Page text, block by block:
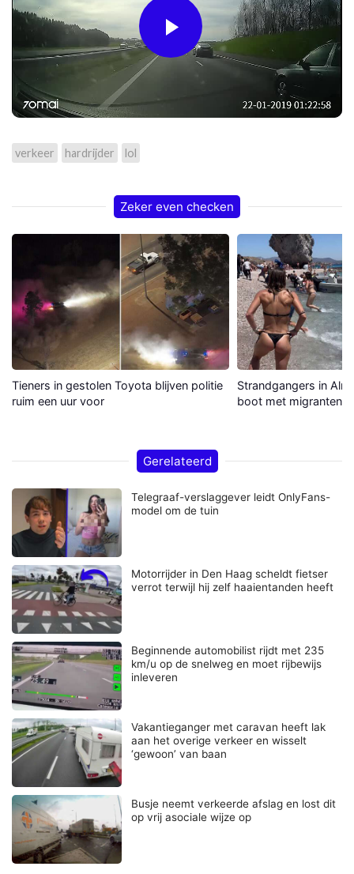
Play
Video
verkeer hardrijder lol
Zeker even checken
Tieners in gestolen Toyota blijven politie
ruim een uur voor
Strandgangers in
boot met migranten
Gerelateerd
Telegraaf-verslaggever leidt OnlyFans-
model om de tuin
Motorrijder in Den Haag scheldt fietser
verrot terwijl hij zelf haaientanden heeft
Beginnende automobilist rijdt met 235
km/u op de snelweg en moet rijbewijs
inleveren
Vakantieganger met caravan heeft lak
aan het overige verkeer en wisselt
‘gewoon’ van baan
Busje neemt verkeerde afslag en lost dit
op vrij asociale wijze op